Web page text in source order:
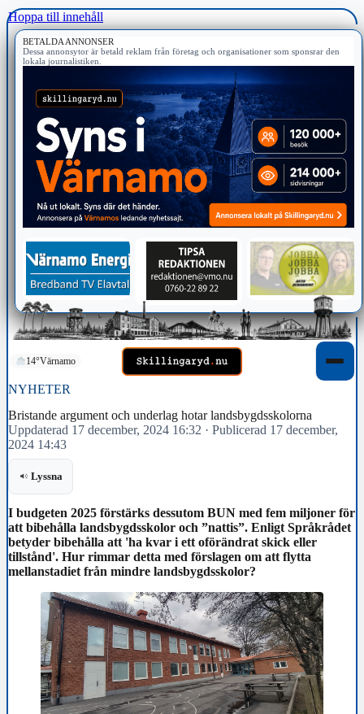
Hoppa till innehåll
BETALDA ANNONSER
Dessa annonsytor är betald reklam från företag och organisationer som sponsrar den
lokala journalistiken.
14°Värnamo
NYHETER
Bristande argument och underlag hotar landsbygdsskolorna
Uppdaterad 17 december, 2024 16:32 · Publicerad 17 december,
2024 14:43
Lyssna
I budgeten 2025 förstärks dessutom BUN med fem miljoner för
att bibehålla landsbygdsskolor och ”nattis”. Enligt Språkrådet
betyder bibehålla att 'ha kvar i ett oförändrat skick eller
tillstånd'. Hur rimmar detta med förslagen om att flytta
mellanstadiet från mindre landsbygdsskolor?